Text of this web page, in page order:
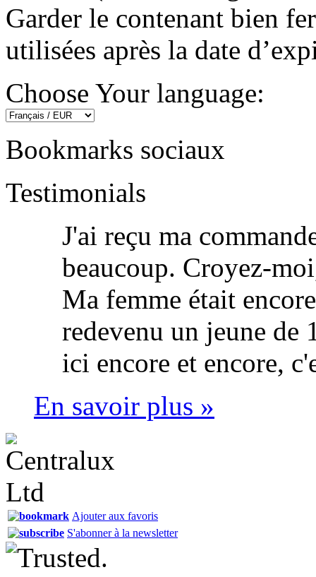
Garder le contenant bien
utilisées après la date
Choose Your language:
Bookmarks sociaux
Testimonials
J'ai reçu ma
beaucoup. Croyez-
Ma femme était
redevenu un jeune de
ici encore et encore,
En savoir plus »
Ajouter aux favoris
S'abonner à la newsletter